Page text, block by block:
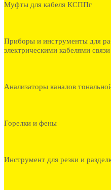
Муфты для кабеля КСППг
Приборы и инструменты для
электрическими кабелями связи
Анализаторы каналов
Горелки и фены
Инструмент для резки и